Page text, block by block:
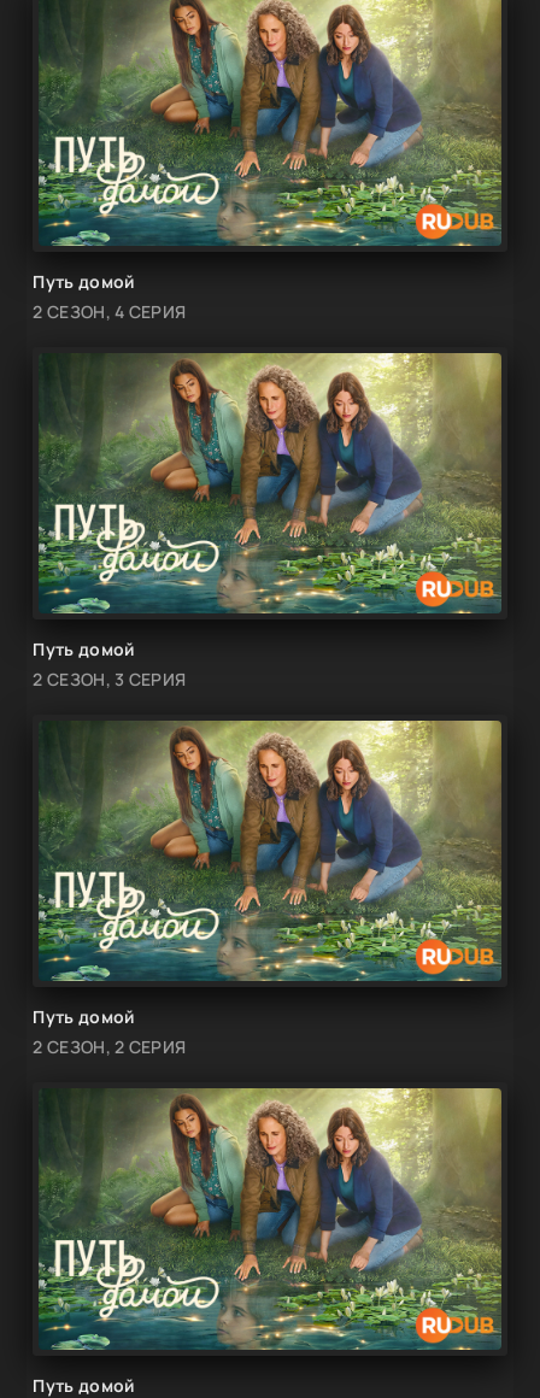
Путь домой
2 СЕЗОН, 4 СЕРИЯ
Путь домой
2 СЕЗОН, 3 СЕРИЯ
Путь домой
2 СЕЗОН, 2 СЕРИЯ
Путь домой